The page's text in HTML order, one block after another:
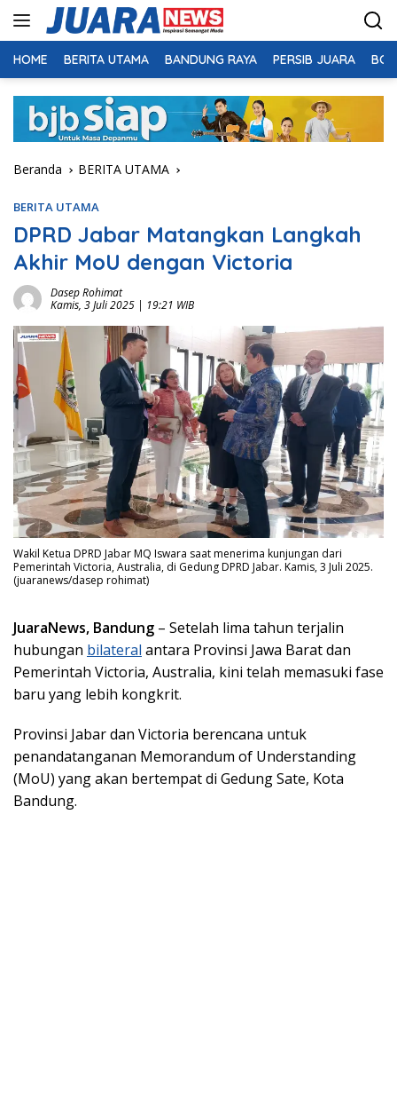
HOME BERITA UTAMA BANDUNG RAYA PERSIB JUARA
Beranda BERITA UTAMA
BERITA UTAMA
DPRD Jabar Matangkan Langkah
Akhir MoU dengan Victoria
Dasep Rohimat
Kamis, 3 Juli 2025 | 19:21 WIB
Wakil Ketua DPRD Jabar MQ Iswara saat menerima kunjungan dari
Pemerintah Victoria, Australia, di Gedung DPRD Jabar. Kamis, 3 Juli 2025.
(juaranews/dasep rohimat)
JuaraNews, Bandung – Setelah lima tahun terjalin
hubungan bilateral antara Provinsi Jawa Barat dan
Pemerintah Victoria, Australia, kini telah memasuki fase
baru yang lebih kongkrit.
Provinsi Jabar dan Victoria berencana untuk
penandatanganan Memorandum of Understanding
(MoU) yang akan bertempat di Gedung Sate, Kota
Bandung.